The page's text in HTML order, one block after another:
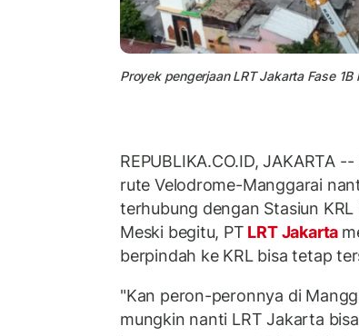
Proyek pengerjaan LRT Jakarta Fase
REPUBLIKA.CO.ID, JAKARTA
rute Velodrome-Manggarai
terhubung dengan Stasiun
Meski begitu, PT LRT Jakarta
berpindah ke KRL bisa tetap
"Kan peron-peronnya di
mungkin nanti LRT Jakarta